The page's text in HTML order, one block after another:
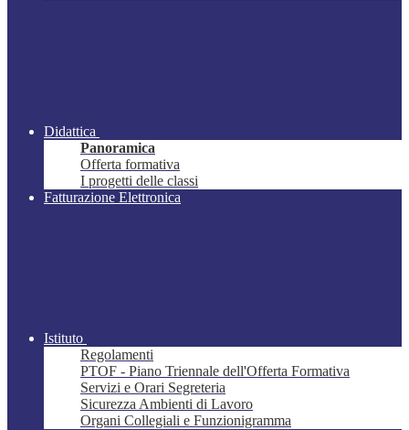
Didattica
Panoramica
Offerta formativa
I progetti delle classi
Fatturazione Elettronica
Istituto
Regolamenti
PTOF - Piano Triennale dell'Offerta Formativa
Servizi e Orari Segreteria
Sicurezza Ambienti di Lavoro
Organi Collegiali e Funzionigramma